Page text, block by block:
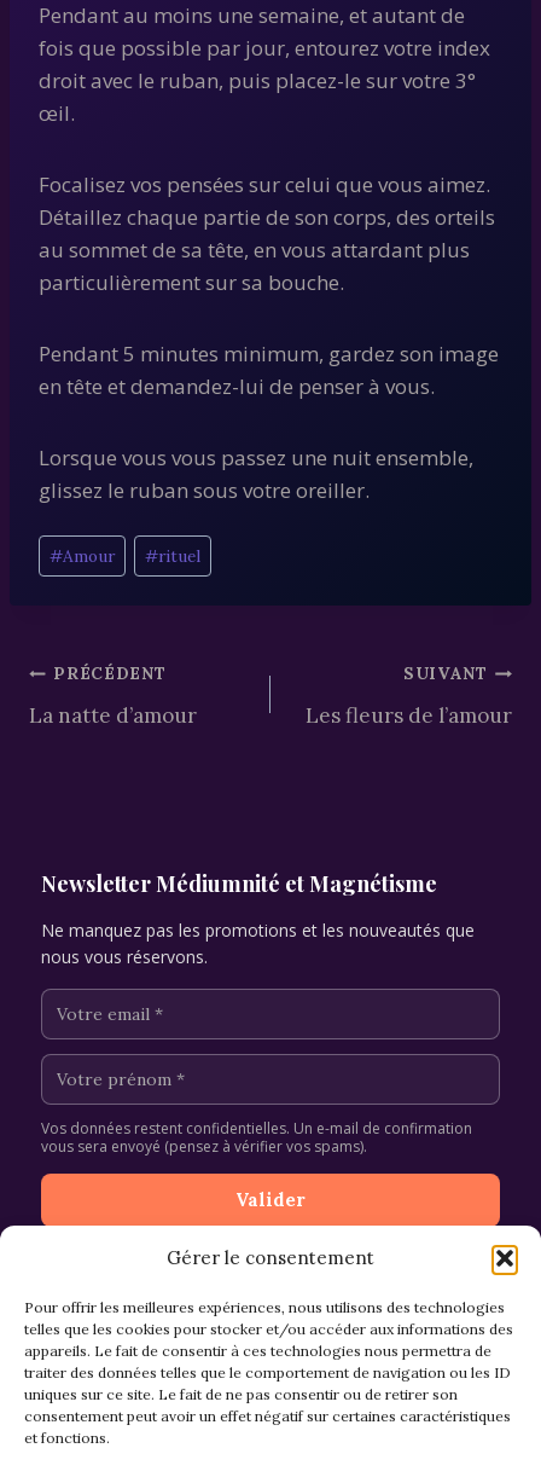
Gérer le consentement
Pour offrir les meilleures expériences, nous utilisons des technologies
telles que les cookies pour stocker et/ou accéder aux informations des
appareils. Le fait de consentir à ces technologies nous permettra de
traiter des données telles que le comportement de navigation ou les ID
uniques sur ce site. Le fait de ne pas consentir ou de retirer son
consentement peut avoir un effet négatif sur certaines caractéristiques
et fonctions.
Pendant au moins une semaine, et autant de
fois que possible par jour, entourez votre index
droit avec le ruban, puis placez-le sur votre 3°
œil.
Focalisez vos pensées sur celui que vous aimez.
Détaillez chaque partie de son corps, des orteils
au sommet de sa tête, en vous attardant plus
particulièrement sur sa bouche.
Pendant 5 minutes minimum, gardez son image
en tête et demandez-lui de penser à vous.
Lorsque vous vous passez une nuit ensemble,
glissez le ruban sous votre oreiller.
Étiquettes
de
#Amour #rituel
Navigation
de
PRÉCÉDENT
La natte d’amour
SUIVANT
Les fleurs de l’amour
Newsletter Médiumnité et Magnétisme
Ne manquez pas les promotions et les nouveautés que
nous vous réservons.
Vos données restent confidentielles. Un e-mail de confirmation
vous sera envoyé (pensez à vérifier vos spams).
CGV et Retours